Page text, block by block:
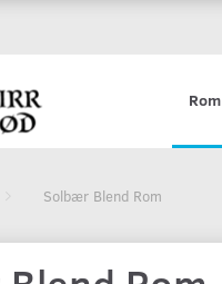
Rom
Solbær Blend Rom